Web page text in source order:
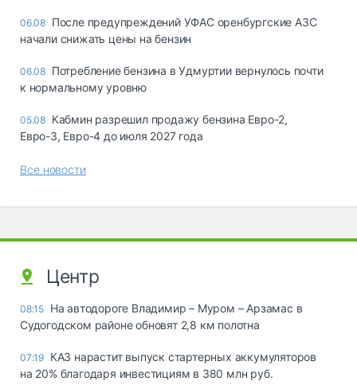
06.08 После предупреждений УФАС оренбургские АЗС
начали снижать цены на бензин
06.08 Потребление бензина в Удмуртии вернулось почти
к нормальному уровню
05.08 Кабмин разрешил продажу бензина Евро-2,
Евро-3, Евро-4 до июля 2027 года
Все новости
Центр
08:15 На автодороге Владимир – Муром – Арзамас в
Судогодском районе обновят 2,8 км полотна
07:19 КАЗ нарастит выпуск стартерных аккумуляторов
на 20% благодаря инвестициям в 380 млн руб.